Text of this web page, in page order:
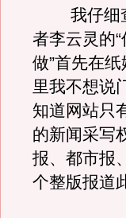
我仔细查
者李云灵的
做”首先在
里我不想说
知道网站只
的新闻采写
报、都市报
个整版报道